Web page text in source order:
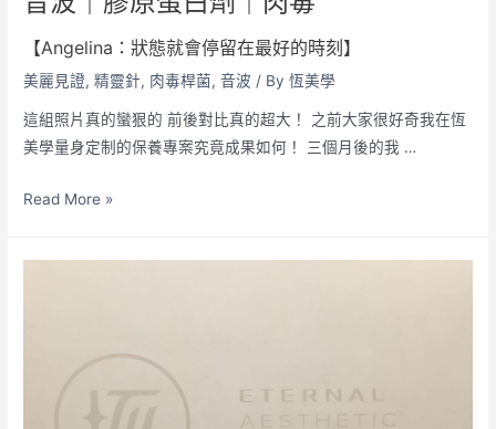
【Angelina：狀態就會停留在最好的時刻】
美麗見證,精靈針, 肉毒桿菌,音波 / By恆美學
這組照片真的蠻狠的 前後對比真的超大！ 之前大家很好奇我在恆
美學量身定制的保養專案究竟成果如何！ 三個月後的我 …
Read More »